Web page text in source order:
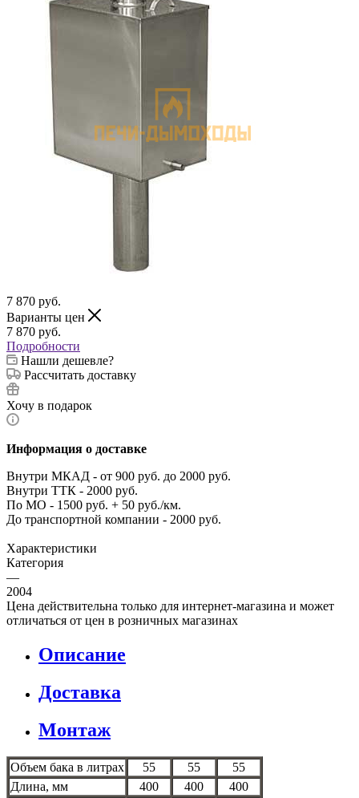
7 870 руб.
Варианты цен
7 870 руб.
Подробности
Нашли дешевле?
Рассчитать доставку
Хочу в подарок
Информация о доставке
Внутри МКАД - от 900 руб. до 2000 руб.
Внутри ТТК - 2000 руб.
По МО - 1500 руб. + 50 руб./км.
До транспортной компании - 2000 руб.
Характеристики
Категория
—
2004
Цена действительна только для интернет-магазина и может
отличаться от цен в розничных магазинах
Описание
Доставка
Монтаж
Объем бака в литрах 55 55
55
Длина, мм
400 400
400